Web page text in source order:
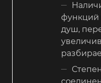
функций
душ,